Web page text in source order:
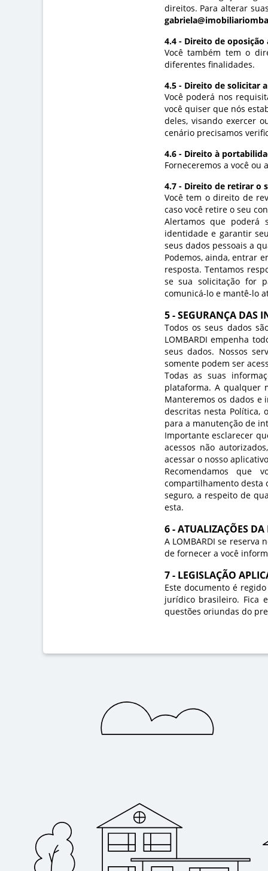
direitos. Para alterar
4.4 - Direito de
Você também tem o
diferentes finalidades.
4.5 - Direito de solicitar
Você poderá nos
você quiser que nós
deles, visando exercer
cenário precisamos
4.6 - Direito à
Forneceremos a você
4.7 - Direito de retirar o
Você tem o direito de
caso você retire o seu
Alertamos que poderá
identidade e garantir
seus dados pessoais a
Podemos, ainda, entrar
resposta. Tentamos
se sua solicitação for
comunicá-lo e mantê-lo
5 - SEGURANÇA DAS
Todos os seus dados
LOMBARDI empenha
seus dados. Nossos
somente podem ser
Todas as suas
plataforma. A qualquer
Manteremos os dados e
descritas nesta Política,
para a manutenção de
Importante esclarecer
acessos não
acessar o nosso
Recomendamos que
compartilhamento desta
seguro, a respeito de
esta.
6 - ATUALIZAÇÕES
A LOMBARDI se
de fornecer a você
7 - LEGISLAÇÃO
Este documento é
jurídico brasileiro. Fica
questões oriundas do